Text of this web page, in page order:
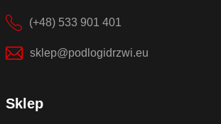
(+48) 533 901 401
sklep@podlogidrzwi.eu
Sklep